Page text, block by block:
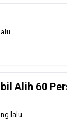
Alih 60
lalu